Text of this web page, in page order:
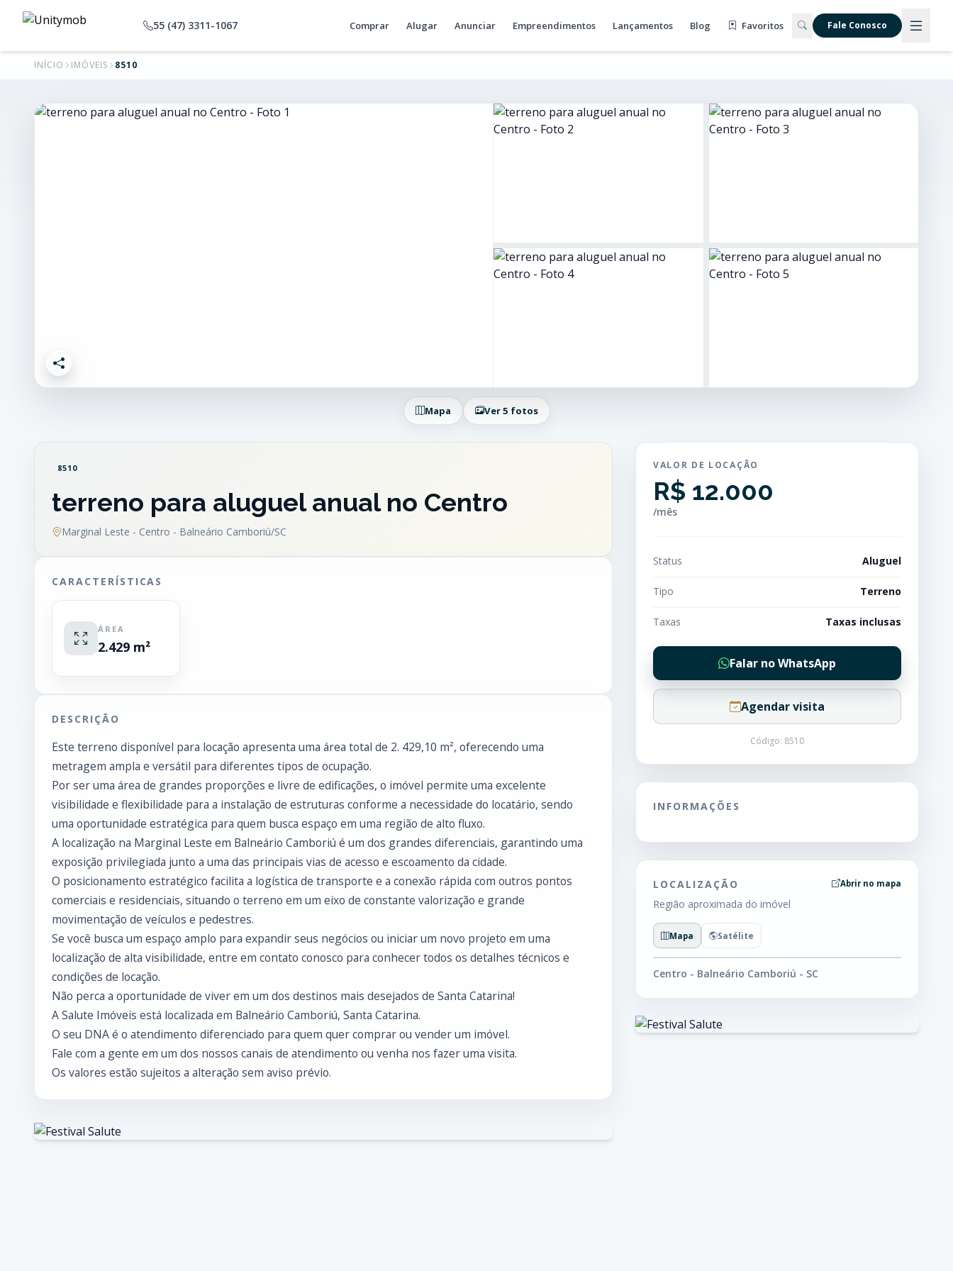
55 (47) 3311-1067 Comprar Alugar Anunciar Empreendimentos Lançamentos Blog Favoritos Fale Conosco
INÍCIO IMÓVEIS 8510
Mapa Ver 5 fotos
8510
terreno para aluguel anual no Centro
Marginal Leste - Centro - Balneário Camboriú/SC
CARACTERÍSTICAS
ÁREA
2.429 m²
DESCRIÇÃO
Este terreno disponível para locação apresenta uma área total de 2. 429,10 m², oferecendo uma
metragem ampla e versátil para diferentes tipos de ocupação.
Por ser uma área de grandes proporções e livre de edificações, o imóvel permite uma excelente
visibilidade e flexibilidade para a instalação de estruturas conforme a necessidade do locatário, sendo
uma oportunidade estratégica para quem busca espaço em uma região de alto fluxo.
A localização na Marginal Leste em Balneário Camboriú é um dos grandes diferenciais, garantindo uma
exposição privilegiada junto a uma das principais vias de acesso e escoamento da cidade.
O posicionamento estratégico facilita a logística de transporte e a conexão rápida com outros pontos
comerciais e residenciais, situando o terreno em um eixo de constante valorização e grande
movimentação de veículos e pedestres.
Se você busca um espaço amplo para expandir seus negócios ou iniciar um novo projeto em uma
localização de alta visibilidade, entre em contato conosco para conhecer todos os detalhes técnicos e
condições de locação.
Não perca a oportunidade de viver em um dos destinos mais desejados de Santa Catarina!
A Salute Imóveis está localizada em Balneário Camboriú, Santa Catarina.
O seu DNA é o atendimento diferenciado para quem quer comprar ou vender um imóvel.
Fale com a gente em um dos nossos canais de atendimento ou venha nos fazer uma visita.
Os valores estão sujeitos a alteração sem aviso prévio.
VALOR DE LOCAÇÃO
R$ 12.000
/mês
Status Aluguel
Tipo Terreno
Taxas Taxas inclusas
Falar no WhatsApp
Agendar visita
Código: 8510
INFORMAÇÕES
LOCALIZAÇÃO
Região aproximada do imóvel
Abrir no mapa
Mapa Satélite
Centro - Balneário Camboriú - SC